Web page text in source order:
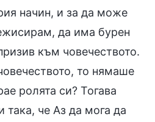
начин, и за да може
да има бурен
към човечеството.
то нямаше
ролята си? Тогава
че Аз да мога да